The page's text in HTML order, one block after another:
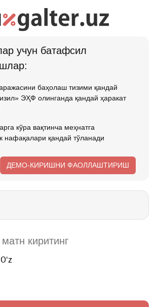
учун батафсил
баҳолаш тизими қандай
ЭҲФ олинганда қандай ҳаракат
кўра вақтинча меҳнатга
нафақалари қандай тўланади
ДЕМО-КИРИШНИ ФАОЛЛАШТИРИШ
Oʻz